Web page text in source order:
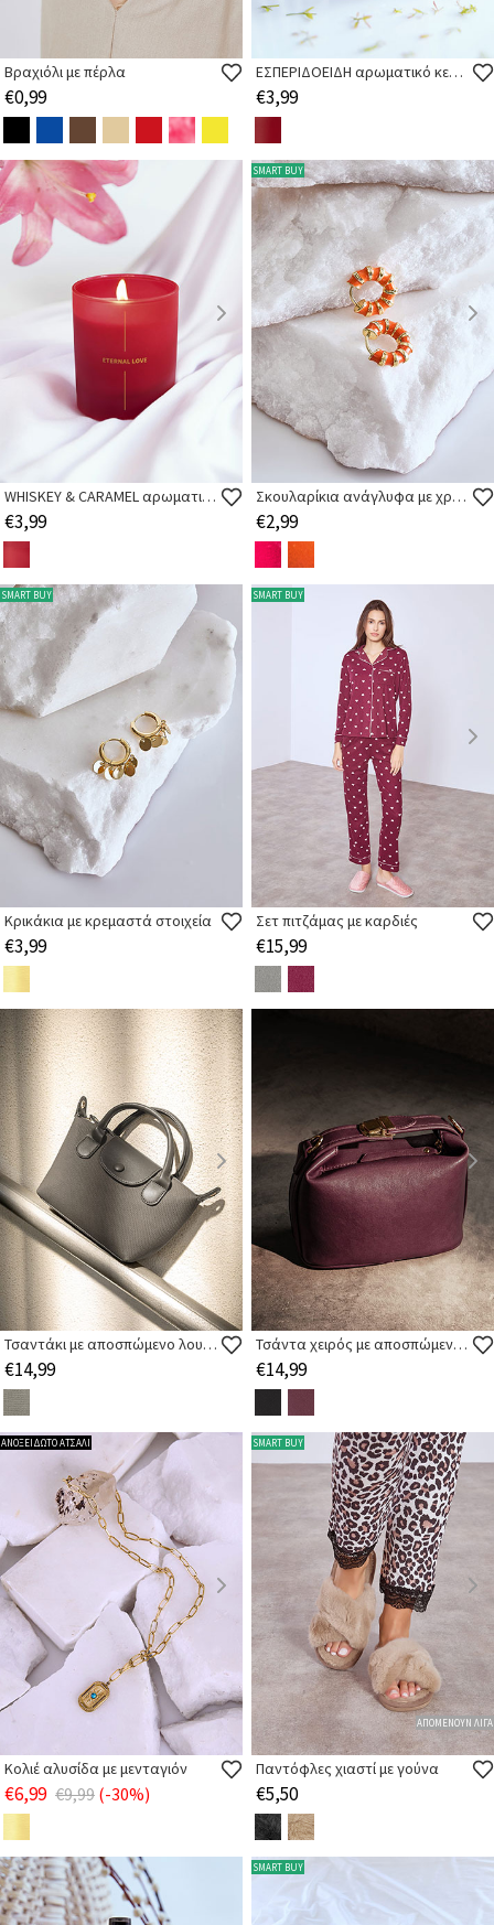
Βραχιόλι με πέρλα
€0,99
ΕΣΠΕΡΙΔΟΕΙΔΗ αρωματικό κερί 9εκ
€3,99
WHISKEY & CARAMEL αρωματικό κερί 9εκ
€3,99
SMART BUY
Σκουλαρίκια ανάγλυφα με χρώμα
€2,99
SMART BUY
Κρικάκια με κρεμαστά στοιχεία
€3,99
SMART BUY
Σετ πιτζάμας με καρδιές
€15,99
Τσαντάκι με αποσπώμενο λουρί ώμου
€14,99
Τσάντα χειρός με αποσπώμενο λουρί ώμου
€14,99
ΑΝΟΞΕΙΔΩΤΟ ΑΤΣΑΛΙ
Κολιέ αλυσίδα με μενταγιόν
€6,99 €9,99 (-30%)
SMART BUY
ΑΠΟΜΕΝΟΥΝ ΛΙΓΑ
Παντόφλες χιαστί με γούνα
€5,50
SMART BUY